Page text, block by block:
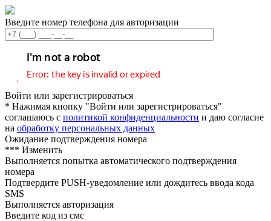
Введите номер телефона для авторизации
Войти или зарегистрироваться
* Нажимая кнопку "Войти или зарегистрироваться"
соглашаюсь с политикой конфиденциальности и даю согласие
на обработку персональных данных
Ожидание подтверждения номера
*** Изменить
Выполняется попытка автоматического подтверждения
номера
Подтвердите PUSH-уведомление или дождитесь ввода кода
SMS
Выполняется авторизация
Введите код из смс